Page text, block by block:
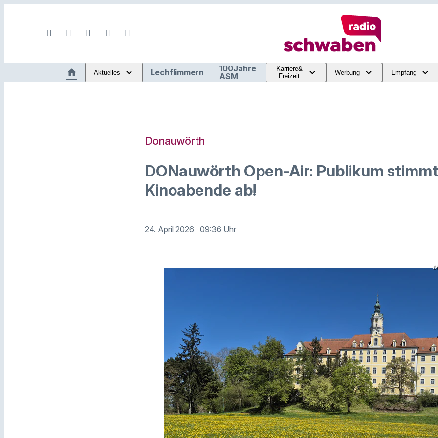
Aktuelles Lechflimmern
100Jahre
ASM
Karriere&
Freizeit
Werbung Empfang
Donauwörth
DONauwörth Open-Air: Publikum
Kinoabende ab!
24. April 2026 · 09:36 Uhr